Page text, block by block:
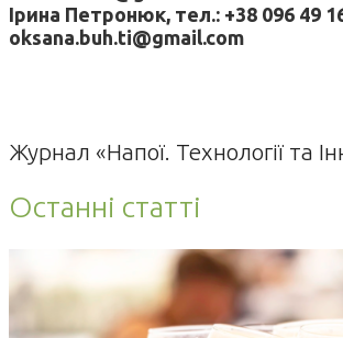
Ірина Петронюк, тел.: +38 096 49
oksana.buh.ti@gmail.com
Журнал «Напої. Технології та
Останні статті